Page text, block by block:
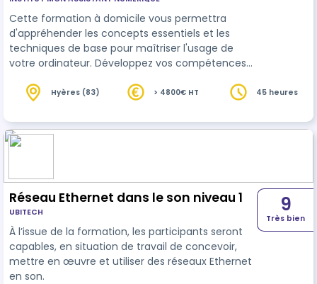
Cette formation à domicile vous permettra
d'appréhender les concepts essentiels et les
techniques de base pour maîtriser l'usage de
votre ordinateur. Développez vos compétences
professionnelle et citoyenne
Hyères (83) > 4800€ HT 45 heures
Réseau Ethernet dans le son niveau 1
UBITECH
À l’issue de la formation, les participants seront
capables, en situation de travail de concevoir,
mettre en œuvre et utiliser des réseaux Ethernet
en son.
9
Très bien